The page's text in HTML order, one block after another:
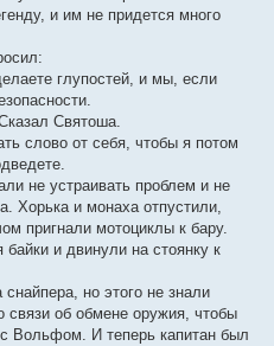
и им не придется много
глупостей, и мы, если
Святоша.
слово от себя, чтобы я потом
не устраивать проблем и не
Хорька и монаха отпустили,
пригнали мотоциклы к бару.
и двинули на стоянку к
но этого не знали
связи об обмене оружия, чтобы
Вольфом. И теперь капитан был